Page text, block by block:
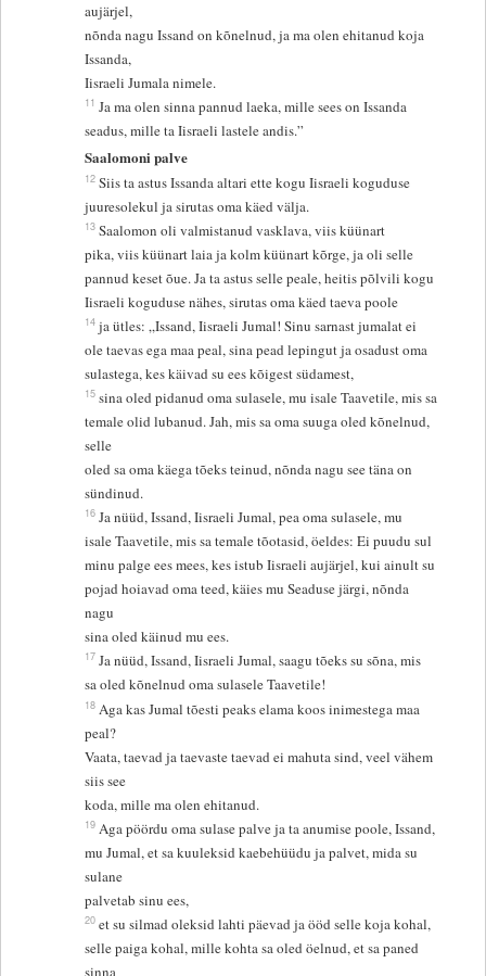
aujärjel,
nõnda nagu Issand on kõnelnud, ja ma olen ehitanud koja
Issanda,
Iisraeli Jumala nimele.
11 Ja ma olen sinna pannud laeka, mille sees on Issanda
seadus, mille ta Iisraeli lastele andis.”
Saalomoni palve
12 Siis ta astus Issanda altari ette kogu Iisraeli koguduse
juuresolekul ja sirutas oma käed välja.
13 Saalomon oli valmistanud vasklava, viis küünart
pika, viis küünart laia ja kolm küünart kõrge, ja oli selle
pannud keset õue. Ja ta astus selle peale, heitis põlvili kogu
Iisraeli koguduse nähes, sirutas oma käed taeva poole
14 ja ütles: „Issand, Iisraeli Jumal! Sinu sarnast jumalat ei
ole taevas ega maa peal, sina pead lepingut ja osadust oma
sulastega, kes käivad su ees kõigest südamest,
15 sina oled pidanud oma sulasele, mu isale Taavetile, mis sa
temale olid lubanud. Jah, mis sa oma suuga oled kõnelnud,
selle
oled sa oma käega tõeks teinud, nõnda nagu see täna on
sündinud.
16 Ja nüüd, Issand, Iisraeli Jumal, pea oma sulasele, mu
isale Taavetile, mis sa temale tõotasid, öeldes: Ei puudu sul
minu palge ees mees, kes istub Iisraeli aujärjel, kui ainult su
pojad hoiavad oma teed, käies mu Seaduse järgi, nõnda
nagu
sina oled käinud mu ees.
17 Ja nüüd, Issand, Iisraeli Jumal, saagu tõeks su sõna, mis
sa oled kõnelnud oma sulasele Taavetile!
18 Aga kas Jumal tõesti peaks elama koos inimestega maa
peal?
Vaata, taevad ja taevaste taevad ei mahuta sind, veel vähem
siis see
koda, mille ma olen ehitanud.
19 Aga pöördu oma sulase palve ja ta anumise poole, Issand,
mu Jumal, et sa kuuleksid kaebehüüdu ja palvet, mida su
sulane
palvetab sinu ees,
20 et su silmad oleksid lahti päevad ja ööd selle koja kohal,
selle paiga kohal, mille kohta sa oled öelnud, et sa paned
sinna